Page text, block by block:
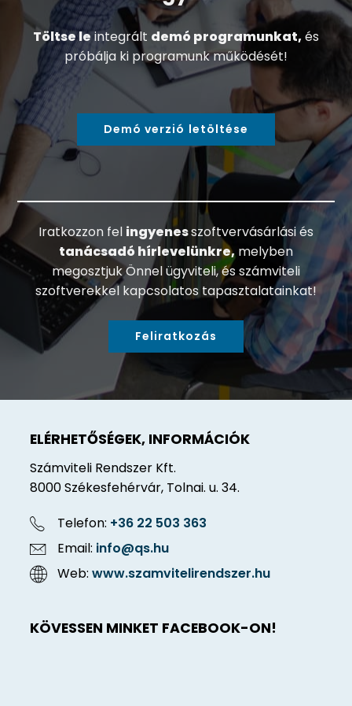
Töltse leintegrált demó programunkat, és
próbálja ki programunk működését!
Demó verzió letöltése
Iratkozzon fel ingyenesszoftvervásárlási és
tanácsadó hírlevelünkre,melyben
megosztjuk Önnel ügyviteli, és számviteli
szoftverekkel kapcsolatos tapasztalatainkat!
Feliratkozás
ELÉRHETŐSÉGEK, INFORMÁCIÓK
Számviteli Rendszer Kft.
8000 Székesfehérvár, Tolnai. u. 34.
Telefon: +36 22 503 363
Email: info@qs.hu
Web:www.szamvitelirendszer.hu
KÖVESSEN MINKET FACEBOOK-ON!